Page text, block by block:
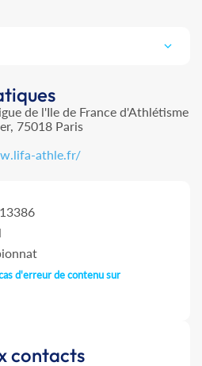
de l'Ile de France d'Athlétisme
75018 Paris
athle.fr/
d'erreur de contenu sur
contacts